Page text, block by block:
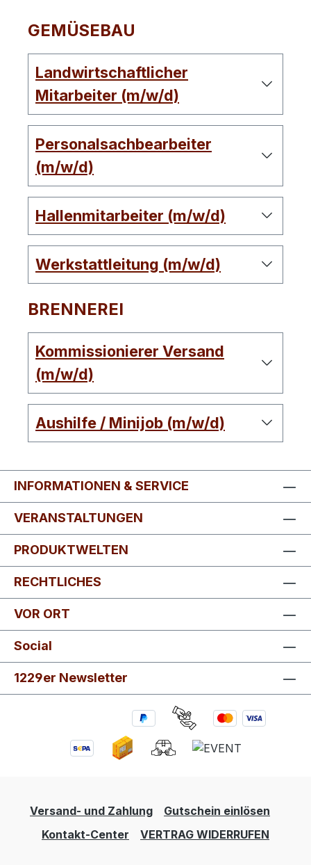
GEMÜSEBAU
Landwirtschaftlicher
Mitarbeiter (m/w/d)
Personalsachbearbeiter
(m/w/d)
Hallenmitarbeiter (m/w/d)
Werkstattleitung (m/w/d)
BRENNEREI
Kommissionierer Versand
(m/w/d)
Aushilfe / Minijob (m/w/d)
INFORMATIONEN & SERVICE
VERANSTALTUNGEN
PRODUKTWELTEN
RECHTLICHES
VOR ORT
Social
1229er Newsletter
Versand- und Zahlung
Gutschein einlösen
Kontakt-Center
VERTRAG WIDERRUFEN